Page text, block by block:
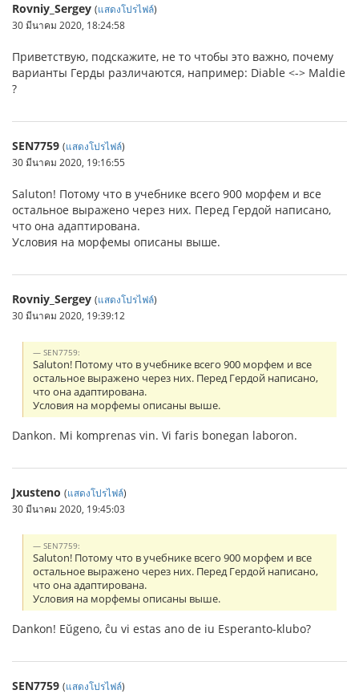
Rovniy_Sergey (แสดงโปรไฟล์)
30 มีนาคม 2020, 18:24:58
Приветствую, подскажите, не то чтобы это важно, почему
варианты Герды различаются, например: Diable <-> Maldie
?
SEN7759 (แสดงโปรไฟล์)
30 มีนาคม 2020, 19:16:55
Saluton! Потому что в учебнике всего 900 морфем и все
остальное выражено через них. Перед Гердой написано,
что она адаптирована.
Условия на морфемы описаны выше.
Rovniy_Sergey (แสดงโปรไฟล์)
30 มีนาคม 2020, 19:39:12
SEN7759:
Saluton! Потому что в учебнике всего 900 морфем и все
остальное выражено через них. Перед Гердой написано,
что она адаптирована.
Условия на морфемы описаны выше.
Dankon. Mi komprenas vin. Vi faris bonegan laboron.
Jxusteno (แสดงโปรไฟล์)
30 มีนาคม 2020, 19:45:03
SEN7759:
Saluton! Потому что в учебнике всего 900 морфем и все
остальное выражено через них. Перед Гердой написано,
что она адаптирована.
Условия на морфемы описаны выше.
Dankon! Eŭgeno, ĉu vi estas ano de iu Esperanto-klubo?
SEN7759 (แสดงโปรไฟล์)